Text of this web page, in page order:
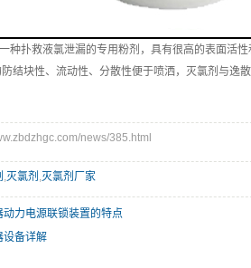
扑救液氯泄漏的专用粉剂，具有很高的表面活性
结块性、流动性、分散性便于喷洒，灭氯剂与逸
news/385.html
,灭氯剂 ,灭氯剂厂家
动力电源联锁装置的特点
设备详解